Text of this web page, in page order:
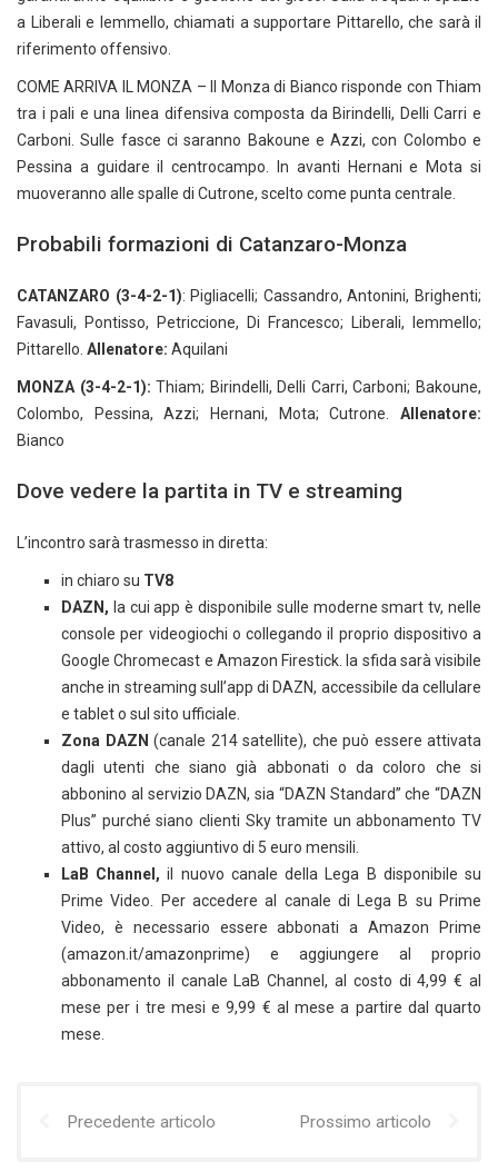
a Liberali e Iemmello, chiamati a supportare Pittarello, che sarà il
riferimento offensivo.
COME ARRIVA IL MONZA – Il Monza di Bianco risponde con Thiam
tra i pali e una linea difensiva composta da Birindelli, Delli Carri e
Carboni. Sulle fasce ci saranno Bakoune e Azzi, con Colombo e
Pessina a guidare il centrocampo. In avanti Hernani e Mota si
muoveranno alle spalle di Cutrone, scelto come punta centrale.
Probabili formazioni di Catanzaro-Monza
CATANZARO (3-4-2-1): Pigliacelli; Cassandro, Antonini, Brighenti;
Favasuli, Pontisso, Petriccione, Di Francesco; Liberali, Iemmello;
Pittarello. Allenatore: Aquilani
MONZA (3-4-2-1): Thiam; Birindelli, Delli Carri, Carboni; Bakoune,
Colombo, Pessina, Azzi; Hernani, Mota; Cutrone. Allenatore:
Bianco
Dove vedere la partita in TV e streaming
L’incontro sarà trasmesso in diretta:
in chiaro su TV8
DAZN, la cui app è disponibile sulle moderne smart tv, nelle
console per videogiochi o collegando il proprio dispositivo a
Google Chromecast e Amazon Firestick. la sfida sarà visibile
anche in streaming sull’app di DAZN, accessibile da cellulare
e tablet o sul sito ufficiale.
Zona DAZN (canale 214 satellite), che può essere attivata
dagli utenti che siano già abbonati o da coloro che si
abbonino al servizio DAZN, sia “DAZN Standard” che “DAZN
Plus” purché siano clienti Sky tramite un abbonamento TV
attivo, al costo aggiuntivo di 5 euro mensili.
LaB Channel,il nuovo canale della Lega B disponibile su
Prime Video. Per accedere al canale di Lega B su Prime
Video, è necessario essere abbonati a Amazon Prime
(amazon.it/amazonprime) e aggiungere al proprio
abbonamento il canale LaB Channel, al costo di 4,99 € al
mese per i tre mesi e 9,99 € al mese a partire dal quarto
mese.
Precedente articolo Prossimo articolo